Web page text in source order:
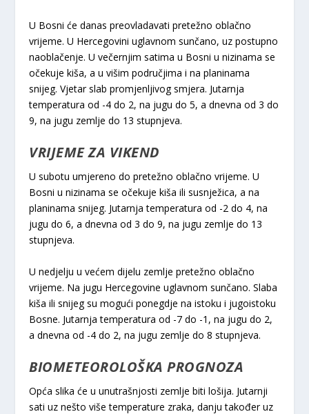
U Bosni će danas preovladavati pretežno oblačno
vrijeme. U Hercegovini uglavnom sunčano, uz postupno
naoblačenje. U večernjim satima u Bosni u nizinama se
očekuje kiša, a u višim područjima i na planinama
snijeg. Vjetar slab promjenljivog smjera. Jutarnja
temperatura od -4 do 2, na jugu do 5, a dnevna od 3 do
9, na jugu zemlje do 13 stupnjeva.
VRIJEME ZA VIKEND
U subotu umjereno do pretežno oblačno vrijeme. U
Bosni u nizinama se očekuje kiša ili susnježica, a na
planinama snijeg. Jutarnja temperatura od -2 do 4, na
jugu do 6, a dnevna od 3 do 9, na jugu zemlje do 13
stupnjeva.
U nedjelju u većem dijelu zemlje pretežno oblačno
vrijeme. Na jugu Hercegovine uglavnom sunčano. Slaba
kiša ili snijeg su mogući ponegdje na istoku i jugoistoku
Bosne. Jutarnja temperatura od -7 do -1, na jugu do 2,
a dnevna od -4 do 2, na jugu zemlje do 8 stupnjeva.
BIOMETEOROLOŠKA PROGNOZA
Opća slika će u unutrašnjosti zemlje biti lošija. Jutarnji
sati uz nešto više temperature zraka, danju također uz